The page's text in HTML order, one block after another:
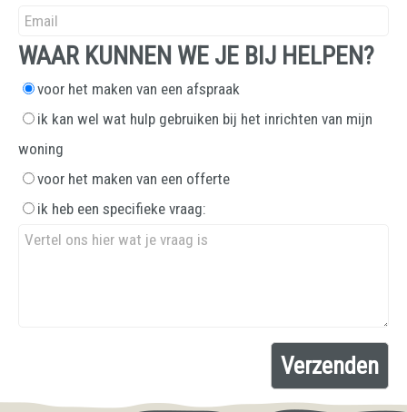
WAAR KUNNEN WE JE BIJ HELPEN?
voor het maken van een afspraak
ik kan wel wat hulp gebruiken bij het inrichten van mijn
woning
voor het maken van een offerte
ik heb een specifieke vraag: